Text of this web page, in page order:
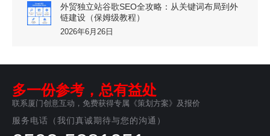
外贸独立站谷歌SEO全攻略：从关键词布局到外
链建设（保姆级教程）
2026年6月26日
多一份参考，总有益处
联系厦门创意互动，免费获得专属《策划方案》及报价
服务电话（我们真诚期待与您的沟通）